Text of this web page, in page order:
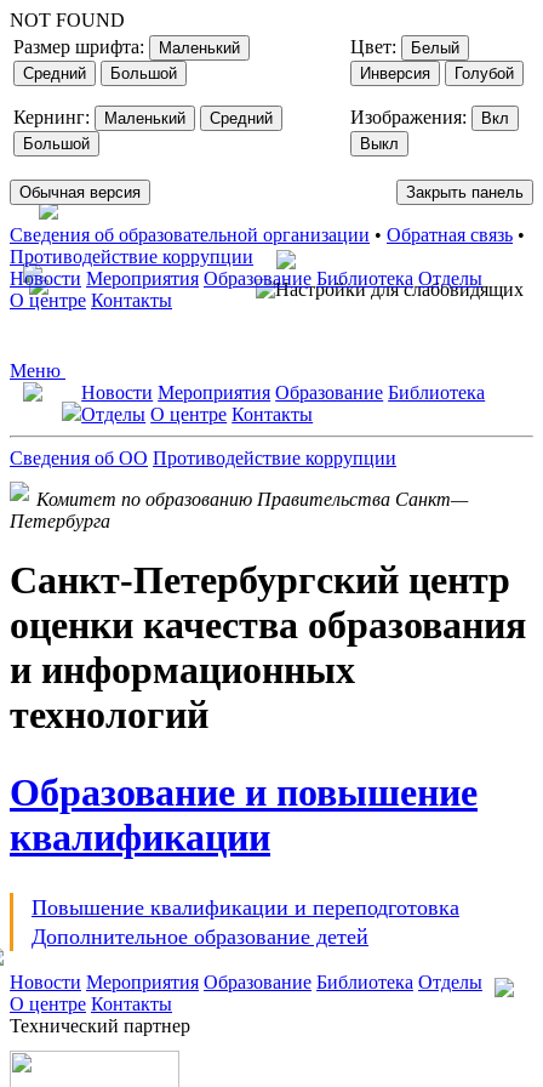
NOT FOUND
Размер шрифта:
Маленький
Средний
Большой
Кернинг: Маленький
Средний
Большой
Цвет:
Белый
Инверсия
Голубой
Изображения:
Вкл
Выкл
Обычная версия Закрыть панель
Сведения об образовательной организации • Обратная связь •
Противодействие коррупции
Новости Мероприятия Образование Библиотека Отделы
О центре Контакты
Меню
Новости Мероприятия Образование Библиотека
Отделы О центре Контакты
Сведения об ОО Противодействие коррупции
Комитет по образованию Правительства Санкт—
Петербурга
Санкт-Петербургский центр
оценки качества образования
и информационных
технологий
Образование и повышение
квалификации
Повышение квалификации и переподготовка
Дополнительное образование детей
Новости Мероприятия Образование Библиотека Отделы
О центре Контакты
Технический партнер